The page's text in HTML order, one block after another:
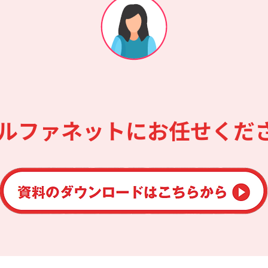
ファネットにお任せくだ